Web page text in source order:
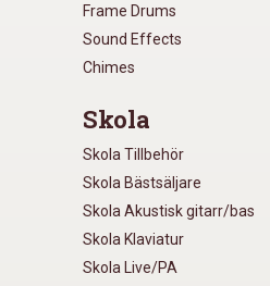
Frame Drums
Sound Effects
Chimes
Skola
Skola Tillbehör
Skola Bästsäljare
Skola Akustisk gitarr/bas
Skola Klaviatur
Skola Live/PA